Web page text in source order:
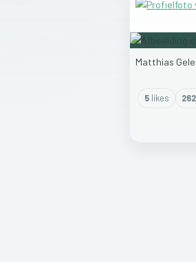
Matthias
5likes 262